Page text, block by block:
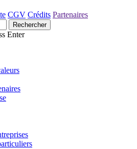
CGV Crédits Partenaires
Enter